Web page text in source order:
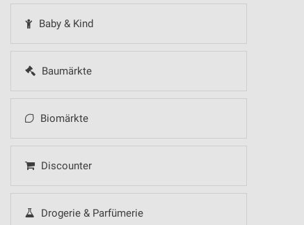
Baby & Kind
Baumärkte
Biomärkte
Discounter
Drogerie & Parfümerie